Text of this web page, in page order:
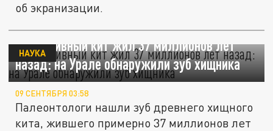
об экранизации.
Примитивный кит жил 37 миллионов лет
назад: на Урале обнаружили зуб хищника
НАУКА
09 СЕНТЯБРЯ 03:58
Палеонтологи нашли зуб древнего хищного
кита, жившего примерно 37 миллионов лет